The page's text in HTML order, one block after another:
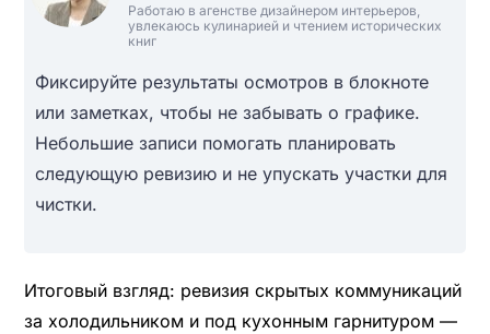
Работаю в агенстве дизайнером интерьеров,
увлекаюсь кулинарией и чтением исторических
книг
Фиксируйте результаты осмотров в блокноте
или заметках, чтобы не забывать о графике.
Небольшие записи помогать планировать
следующую ревизию и не упускать участки для
чистки.
Итоговый взгляд: ревизия скрытых коммуникаций
за холодильником и под кухонным гарнитуром —